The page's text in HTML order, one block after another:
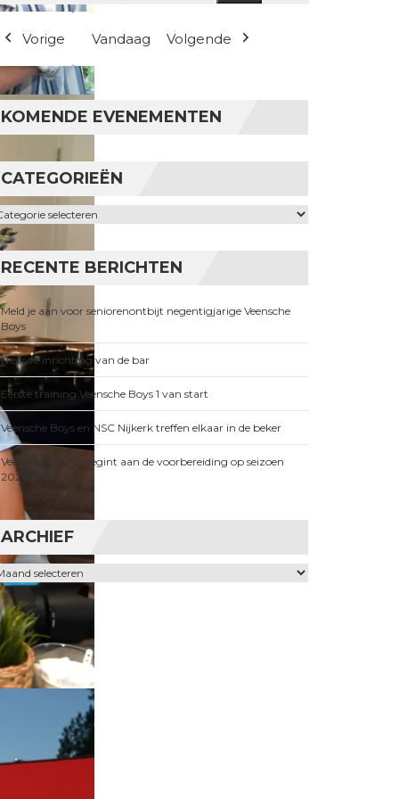
Vorige Vandaag Volgende
KOMENDE EVENEMENTEN
CATEGORIEËN
RECENTE BERICHTEN
Meld je aan voor seniorenontbijt negentigjarige Veensche
Boys
Nieuwe inrichting van de bar
Eerste training Veensche Boys 1 van start
Veensche Boys en NSC Nijkerk treffen elkaar in de beker
Veensche Boys 1 begint aan de voorbereiding op seizoen
2026/2027
ARCHIEF